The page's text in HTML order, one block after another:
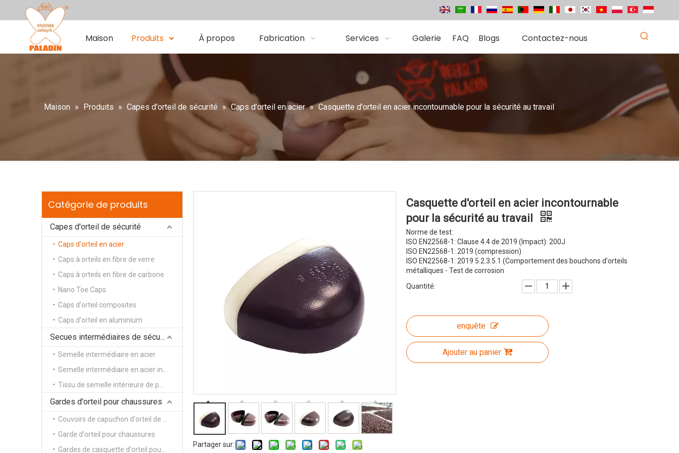
Maison Produits À propos Fabrication Services Galerie FAQ Blogs Contactez-nous
Maison » Produits » Capes d'orteil de sécurité » Caps d'orteil en acier » Casquette d'orteil en acier incontournable pour la sécurité au travail
Catégorie de produits
Capes d'orteil de sécurité
Caps d'orteil en acier
Caps à orteils en fibre de verre
Caps à orteils en fibre de carbone
Nano Toe Caps
Caps d'orteil composites
Caps d'orteil en aluminium
Secues intermédiaires de sécurité
Semelle intermédiaire en acier
Gardes d'orteil pour chaussures
Garde d'orteil pour chaussures
Partager sur:
Casquette d'orteil en acier incontournable
pour la sécurité au travail
Norme de test:
ISO EN22568-1: Clause 4.4 de 2019 (Impact): 200J
ISO EN22568-1: 2019 (compression)
ISO EN22568-1: 2019 5.2.3.5.1 (Comportement des bouchons d'orteils
métalliques - Test de corrosion
Quantité:
enquête
Ajouter au panier